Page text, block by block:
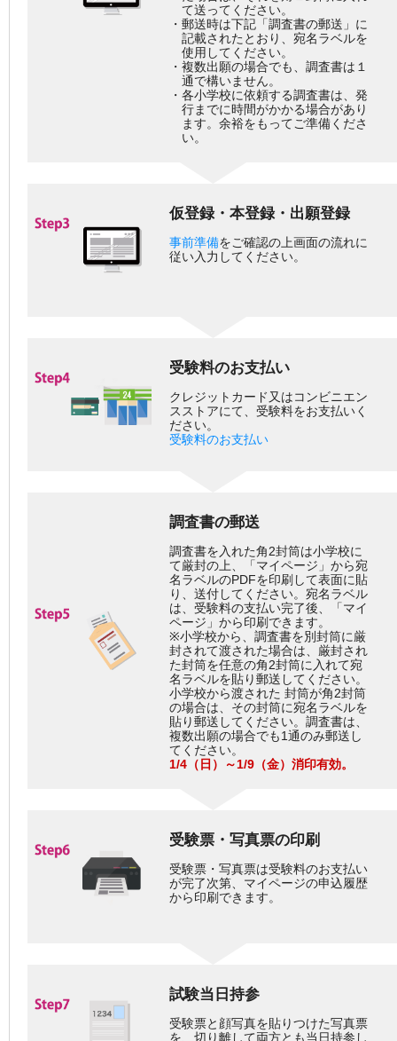
て送ってください。
・郵送時は下記「調査書の郵送」に
記載されたとおり、宛名ラベルを
使用してください。
・複数出願の場合でも、調査書は１
通で構いません。
・各小学校に依頼する調査書は、発
行までに時間がかかる場合があり
ます。余裕をもってご準備くださ
い。
仮登録・本登録・出願登録
事前準備をご確認の上画面の流れに
従い入力してください。
受験料のお支払い
クレジットカード又はコンビニエン
スストアにて、受験料をお支払いく
ださい。
受験料のお支払い
調査書の郵送
調査書を入れた角2封筒は小学校に
て厳封の上、「マイページ」から宛
名ラベルのPDFを印刷して表面に貼
り、送付してください。宛名ラベル
は、受験料の支払い完了後、「マイ
ページ」から印刷できます。
※小学校から、調査書を別封筒に厳
封されて渡された場合は、厳封され
た封筒を任意の角2封筒に入れて宛
名ラベルを貼り郵送してください。
小学校から渡された 封筒が角2封筒
の場合は、その封筒に宛名ラベルを
貼り郵送してください。調査書は、
複数出願の場合でも1通のみ郵送し
てください。
1/4（日）～1/9（金）消印有効。
受験票・写真票の印刷
受験票・写真票は受験料のお支払い
が完了次第、マイページの申込履歴
から印刷できます。
試験当日持参
受験票と顔写真を貼りつけた写真票
を、切り離して両方とも当日持参し